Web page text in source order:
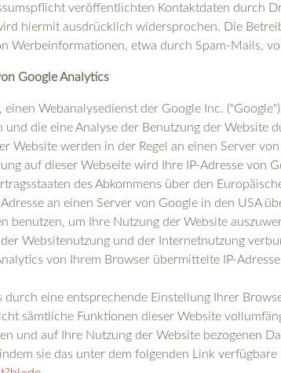
veröffentlichten Kontaktdaten durch
hiermit ausdrücklich widersprochen. Die
Werbeinformationen, etwa durch Spam-Mails,
Google Analytics
Webanalysedienst der Google Inc.
die eine Analyse der Benutzung der Website
Website werden in der Regel an einen Server
auf dieser Webseite wird Ihre IP-Adresse von
des Abkommens über den
an einen Server von Google in den USA
benutzen, um Ihre Nutzung der Website
Websitenutzung und der Internetnutzung
von Ihrem Browser übermittelte IP-
durch eine entsprechende Einstellung Ihrer
sämtliche Funktionen dieser Website
und auf Ihre Nutzung der Website bezogenen
sie das unter dem folgenden Link